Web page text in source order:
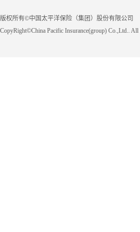
版权所有©中国太平洋保险（集团）股份有限公司
CopyRight©China Pacific Insurance(group) Co.,Ltd..